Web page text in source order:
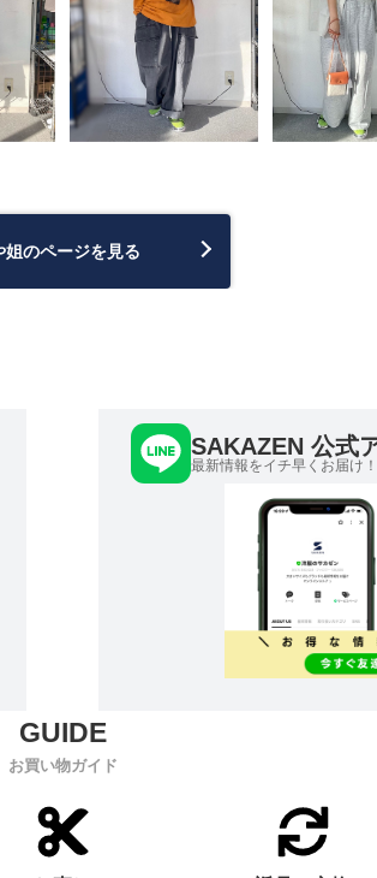
姐のページを見る
SAKAZEN 公式
最新情報をイチ早くお届け！
お買い物ガイド